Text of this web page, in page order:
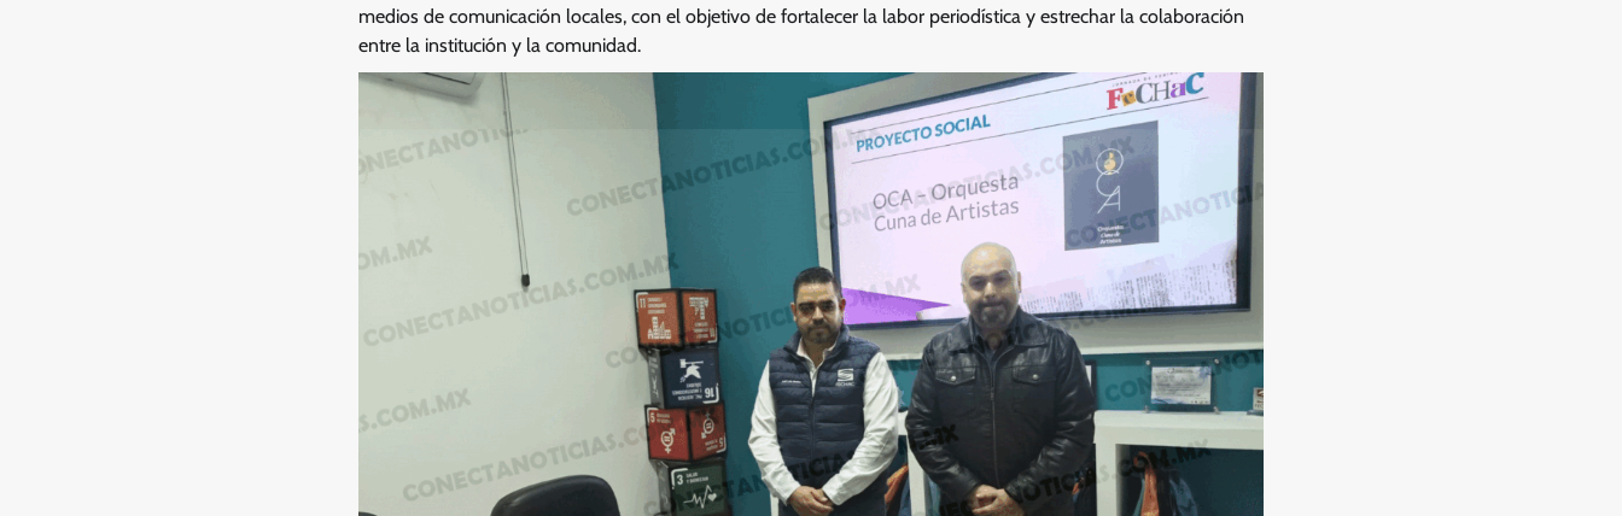
medios de comunicación locales, con el objetivo de fortalecer la labor periodística y estrechar la colaboración
entre la institución y la comunidad.